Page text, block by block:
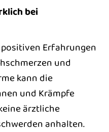
bei
Erfahrungen
und
kann die
und Krämpfe
ärztliche
anhalten.